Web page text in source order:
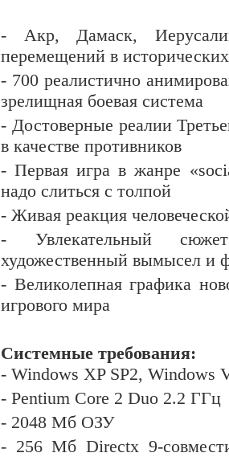
- Акр, Дамаск,
перемещений в
- 700 реалистично
зрелищная боевая система
- Достоверные реалии
в качестве противников
- Первая игра в жанре
надо слиться с толпой
- Живая реакция
- Увлекательный
художественный вымысел и
- Великолепная графика
игрового мира
Системные требования:
- Windows XP SP2, Windows
- Pentium Core 2 Duo 2.2 ГГц
- 2048 Мб ОЗУ
- 256 Мб Directx 9-